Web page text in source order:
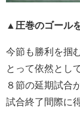
▲圧巻のゴール
今節も勝利を掴
とって依然とし
８節の延期試合
試合終了間際に